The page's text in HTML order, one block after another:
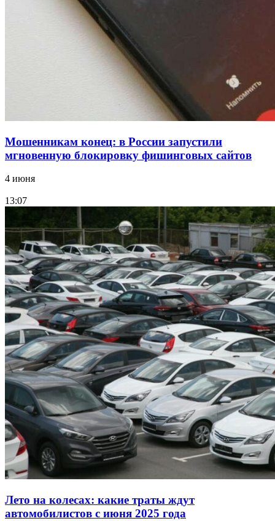
Волгоградские компании нарастили экспорт:
заключены контракты на 3,6 млн долларов
Мошенникам конец: в России запустили
мгновенную блокировку фишинговых сайтов
4 июня
13:07
Лето на колесах: какие траты ждут
автомобилистов с июня 2025 года